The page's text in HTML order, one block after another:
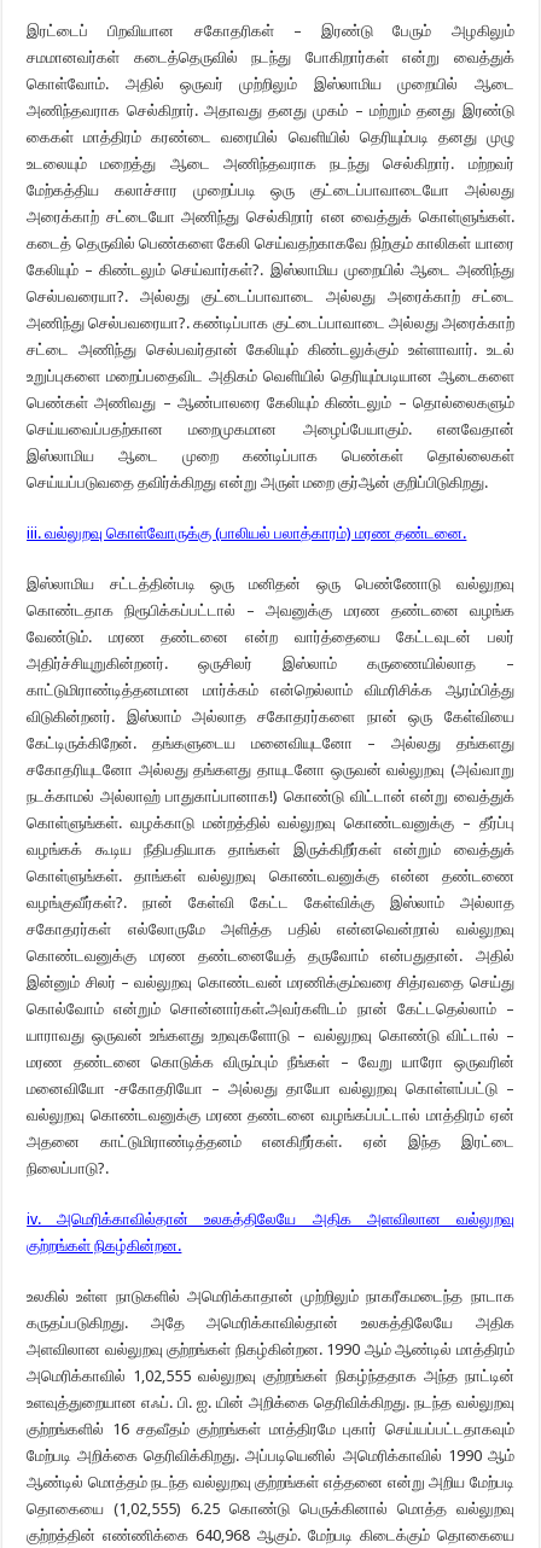
இரட்டைப் பிறவியான சகோதரிகள் – இரண்டு பேரும் அழகிலும்
சமமானவர்கள் கடைத்தெருவில் நடந்து போகிறார்கள் என்று வைத்துக்
கொள்வோம். அதில் ஒருவர் முற்றிலும் இஸ்லாமிய முறையில் ஆடை
அணிந்தவராக செல்கிறார். அதாவது தனது முகம் – மற்றும் தனது இரண்டு
கைகள் மாத்திரம் கரண்டை வரையில் வெளியில் தெரியும்படி தனது முழு
உடலையும் மறைத்து ஆடை அணிந்தவராக நடந்து செல்கிறார். மற்றவர்
மேற்கத்திய கலாச்சார முறைப்படி ஒரு குட்டைப்பாவாடையோ அல்லது
அரைக்காற் சட்டையோ அணிந்து செல்கிறார் என வைத்துக் கொள்ளுங்கள்.
கடைத் தெருவில் பெண்களை கேலி செய்வதற்காகவே நிற்கும் காலிகள் யாரை
கேலியும் – கிண்டலும் செய்வார்கள்?. இஸ்லாமிய முறையில் ஆடை அணிந்து
செல்பவரையா?. அல்லது குட்டைப்பாவாடை அல்லது அரைக்காற் சட்டை
அணிந்து செல்பவரையா?. கண்டிப்பாக குட்டைப்பாவாடை அல்லது அரைக்காற்
சட்டை அணிந்து செல்பவர்தான் கேலியும் கிண்டலுக்கும் உள்ளாவார். உடல்
உறுப்புகளை மறைப்பதைவிட அதிகம் வெளியில் தெரியும்படியான ஆடைகளை
பெண்கள் அணிவது – ஆண்பாலரை கேலியும் கிண்டலும் – தொல்லைகளும்
செய்யவைப்பதற்கான மறைமுகமான அழைப்பேயாகும். எனவேதான்
இஸ்லாமிய ஆடை முறை கண்டிப்பாக பெண்கள் தொல்லைகள்
செய்யப்படுவதை தவிர்க்கிறது என்று அருள் மறை குர்ஆன் குறிப்பிடுகிறது.
iii. வல்லுறவு கொள்வோருக்கு (பாலியல் பலாத்காரம்) மரண தண்டனை.
இஸ்லாமிய சட்டத்தின்படி ஒரு மனிதன் ஒரு பெண்ணோடு வல்லுறவு
கொண்டதாக நிரூபிக்கப்பட்டால் – அவனுக்கு மரண தண்டனை வழங்க
வேண்டும். மரண தண்டனை என்ற வார்த்தையை கேட்டவுடன் பலர்
அதிர்ச்சியுறுகின்றனர். ஒருசிலர் இஸ்லாம் கருணையில்லாத –
காட்டுமிராண்டித்தனமான மார்க்கம் என்றெல்லாம் விமரிசிக்க ஆரம்பித்து
விடுகின்றனர். இஸ்லாம் அல்லாத சகோதரர்களை நான் ஒரு கேள்வியை
கேட்டிருக்கிறேன். தங்களுடைய மனைவியுடனோ – அல்லது தங்களது
சகோதரியுடனோ அல்லது தங்களது தாயுடனோ ஒருவன் வல்லுறவு (அவ்வாறு
நடக்காமல் அல்லாஹ் பாதுகாப்பானாக!) கொண்டு விட்டான் என்று வைத்துக்
கொள்ளுங்கள். வழக்காடு மன்றத்தில் வல்லுறவு கொண்டவனுக்கு – தீர்ப்பு
வழங்கக் கூடிய நீதிபதியாக தாங்கள் இருக்கிறீர்கள் என்றும் வைத்துக்
கொள்ளுங்கள். தாங்கள் வல்லுறவு கொண்டவனுக்கு என்ன தண்டணை
வழங்குவீர்கள்?. நான் கேள்வி கேட்ட கேள்விக்கு இஸ்லாம் அல்லாத
சகோதரர்கள் எல்லோருமே அளித்த பதில் என்னவென்றால் வல்லுறவு
கொண்டவனுக்கு மரண தண்டனையேத் தருவோம் என்பதுதான். அதில்
இன்னும் சிலர் – வல்லுறவு கொண்டவன் மரணிக்கும்வரை சித்ரவதை செய்து
கொல்வோம் என்றும் சொன்னார்கள்.அவர்களிடம் நான் கேட்டதெல்லாம் –
யாராவது ஒருவன் உங்களது உறவுகளோடு – வல்லுறவு கொண்டு விட்டால் –
மரண தண்டனை கொடுக்க விரும்பும் நீங்கள் – வேறு யாரோ ஒருவரின்
மனைவியோ -சகோதரியோ – அல்லது தாயோ வல்லுறவு கொள்ளப்பட்டு –
வல்லுறவு கொண்டவனுக்கு மரண தண்டனை வழங்கப்பட்டால் மாத்திரம் ஏன்
அதனை காட்டுமிராண்டித்தனம் எனகிறீர்கள். ஏன் இந்த இரட்டை
நிலைப்பாடு?.
iv. அமெரிக்காவில்தான் உலகத்திலேயே அதிக அளவிலான வல்லுறவு
குற்றங்கள் நிகழ்கின்றன.
உலகில் உள்ள நாடுகளில் அமெரிக்காதான் முற்றிலும் நாகரீகமடைந்த நாடாக
கருதப்படுகிறது. அதே அமெரிக்காவில்தான் உலகத்திலேயே அதிக
அளவிலான வல்லுறவு குற்றங்கள் நிகழ்கின்றன. 1990 ஆம் ஆண்டில் மாத்திரம்
அமெரிக்காவில் 1,02,555 வல்லுறவு குற்றங்கள் நிகழ்ந்ததாக அந்த நாட்டின்
உளவுத்துறையான எஃப். பி. ஐ. யின் அறிக்கை தெரிவிக்கிறது. நடந்த வல்லுறவு
குற்றங்களில் 16 சதவீதம் குற்றங்கள் மாத்திரமே புகார் செய்யப்பட்டதாகவும்
மேற்படி அறிக்கை தெரிவிக்கிறது. அப்படியெனில் அமெரிக்காவில் 1990 ஆம்
ஆண்டில் மொத்தம் நடந்த வல்லுறவு குற்றங்கள் எத்தனை என்று அறிய மேற்படி
தொகையை (1,02,555) 6.25 கொண்டு பெருக்கினால் மொத்த வல்லுறவு
குற்றத்தின் எண்ணிக்கை 640,968 ஆகும். மேற்படி கிடைக்கும் தொகையை